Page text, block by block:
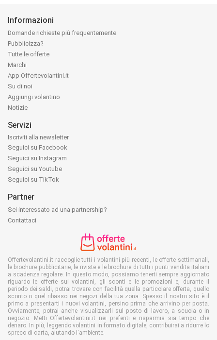
Informazioni
Domande richieste più frequentemente
Pubblicizza?
Tutte le offerte
Marchi
App Offertevolantini.it
Su di noi
Aggiungi volantino
Notizie
Servizi
Iscriviti alla newsletter
Seguici su Facebook
Seguici su Instagram
Seguici su Youtube
Seguici su TikTok
Partner
Sei interessato ad una partnership?
Contattaci
Offertevolantini.it raccoglie tutti i volantini più recenti, le offerte settimanali,
le brochure pubblicitarie, le riviste e le brochure di tutti i punti vendita italiani
a scadenza regolare. In questo modo, possiamo tenerti sempre aggiornato
riguardo le offerte sui volantini, gli sconti e le promozioni e, durante il
periodo dei saldi, potrai trovare con facilità quella particolare offerta, quello
sconto o quel ribasso nei negozi della tua zona. Spesso il nostro sito è il
primo a presentarti i nuovi volantini, persino prima che arrivino per posta.
Ovviamente, potrai anche visualizzarli sul posto di lavoro, a scuola o in
negozio. Metti Offertevolantini.it nei preferiti e risparmia sia tempo che
denaro. In più, leggendo volantini in formato digitale, contribuirai a ridurre lo
spreco di carta, aiutando l'ambiente.